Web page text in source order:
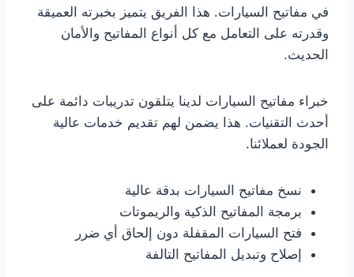
في مفاتيح السيارات. هذا الفريق يتميز بخبرته العميقة
وقدرته على التعامل مع كل أنواع المفاتيح والأمان
الحديث.
خبراء مفاتيح السيارات لدينا يتلقون تدريبات دائمة على
أحدث التقنيات. هذا يضمن لهم تقديم خدمات عالية
الجودة لعملائنا.
نسخ مفاتيح السيارات بدقة عالية
برمجة المفاتيح الذكية والريموتات
فتح السيارات المقفلة دون إلحاق أي ضرر
إصلاح وتبديل المفاتيح التالفة